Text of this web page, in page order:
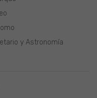
y Astronomía